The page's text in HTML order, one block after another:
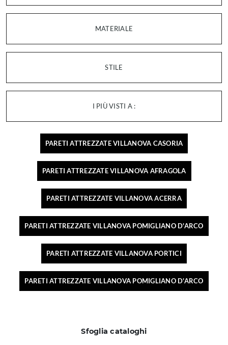
MATERIALE
STILE
I PIÙ VISTI A :
PARETI ATTREZZATE VILLANOVA CASORIA
PARETI ATTREZZATE VILLANOVA AFRAGOLA
PARETI ATTREZZATE VILLANOVA ACERRA
PARETI ATTREZZATE VILLANOVA POMIGLIANO D'ARCO
PARETI ATTREZZATE VILLANOVA PORTICI
PARETI ATTREZZATE VILLANOVA POMIGLIANO D'ARCO
Sfoglia cataloghi